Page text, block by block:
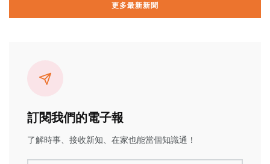
更多最新新聞
訂閱我們的電子報
了解時事、接收新知、在家也能當個知識通！